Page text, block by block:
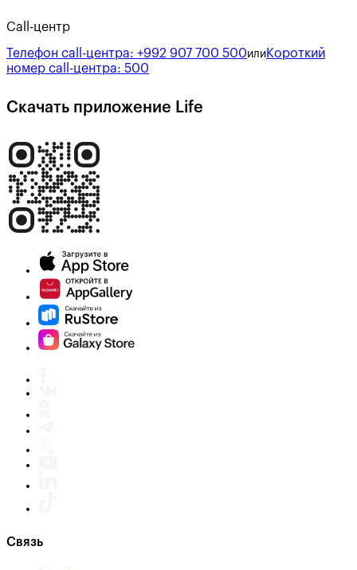
Call-центр
Телефон call-центра: +992 907 700 500или Короткий
номер call-центра: 500
Скачать приложение Life
Связь